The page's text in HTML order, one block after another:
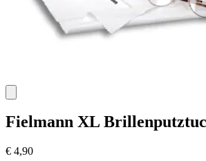
Fielmann XL
€ 4,90